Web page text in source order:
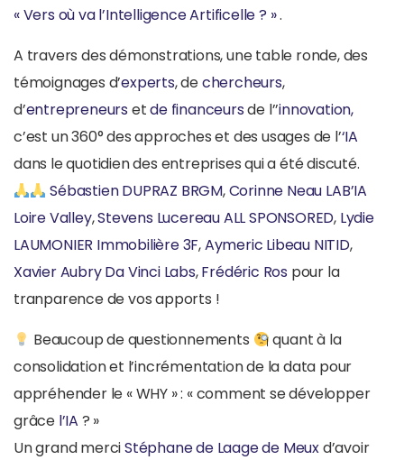
« Vers où va l’Intelligence Artificelle ? ».
A travers des démonstrations, une table ronde, des
témoignages d’experts, dechercheurs,
d’entrepreneurs etde financeursde l’’innovation,
c’est un 360° des approches et des usages de l’‘IA
dans le quotidien des entreprises qui a été discuté.
Sébastien DUPRAZ BRGM,Corinne Neau LAB’IA
Loire Valley,Stevens LucereauALL SPONSORED, Lydie
LAUMONIER Immobilière 3F,Aymeric Libeau NITID,
Xavier AubryDa Vinci Labs,Frédéric Ros pour la
tranparence de vos apports !
Beaucoup de questionnements
quant à la
consolidation et l’incrémentation de la data pour
appréhender le « WHY » : « comment se développer
grâce l’IA ? »
Un grand merciStéphane de Laage de Meuxd’avoir